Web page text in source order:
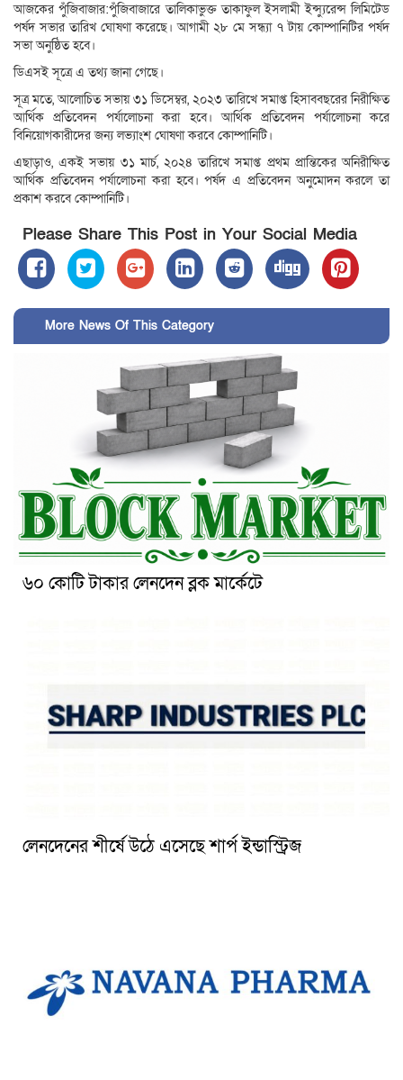
আজকের পুঁজিবাজার:পুঁজিবাজারে তালিকাভুক্ত তাকাফুল ইসলামী ইন্স্যুরেন্স লিমিটেড
পর্ষদ সভার তারিখ ঘোষণা করেছে। আগামী ২৮ মে সন্ধ্যা ৭ টায় কোম্পানিটির পর্ষদ
সভা অনুষ্ঠিত হবে।
ডিএসই সূত্রে এ তথ্য জানা গেছে।
সূত্র মতে, আলোচিত সভায় ৩১ ডিসেম্বর, ২০২৩ তারিখে সমাপ্ত হিসাববছরের নিরীক্ষিত
আর্থিক প্রতিবেদন পর্যালোচনা করা হবে। আর্থিক প্রতিবেদন পর্যালোচনা করে
বিনিয়োগকারীদের জন্য লভ্যাংশ ঘোষণা করবে কোম্পানিটি।
এছাড়াও, একই সভায় ৩১ মার্চ, ২০২৪ তারিখে সমাপ্ত প্রথম প্রান্তিকের অনিরীক্ষিত
আর্থিক প্রতিবেদন পর্যালোচনা করা হবে। পর্ষদ এ প্রতিবেদন অনুমোদন করলে তা
প্রকাশ করবে কোম্পানিটি।
Please Share This Post in Your Social Media
More News Of This Category
৬০ কোটি টাকার লেনদেন ব্লক মার্কেটে
লেনদেনের শীর্ষে উঠে এসেছে শার্প ইন্ডাস্ট্রিজ